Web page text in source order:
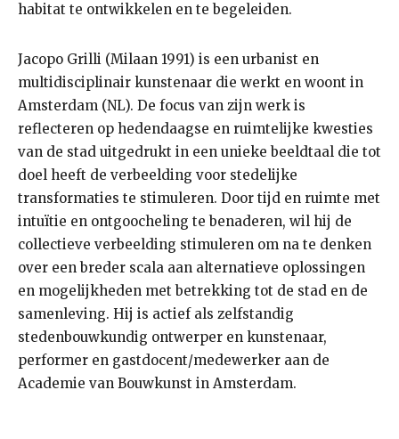
habitat te ontwikkelen en te begeleiden.
Jacopo Grilli (Milaan 1991) is een urbanist en
multidisciplinair kunstenaar die werkt en woont in
Amsterdam (NL). De focus van zijn werk is
reflecteren op hedendaagse en ruimtelijke kwesties
van de stad uitgedrukt in een unieke beeldtaal die tot
doel heeft de verbeelding voor stedelijke
transformaties te stimuleren. Door tijd en ruimte met
intuïtie en ontgoocheling te benaderen, wil hij de
collectieve verbeelding stimuleren om na te denken
over een breder scala aan alternatieve oplossingen
en mogelijkheden met betrekking tot de stad en de
samenleving. Hij is actief als zelfstandig
stedenbouwkundig ontwerper en kunstenaar,
performer en gastdocent/medewerker aan de
Academie van Bouwkunst in Amsterdam.